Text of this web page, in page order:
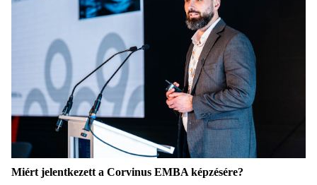
Miért jelentkezett a Corvinus EMBA képzésére?